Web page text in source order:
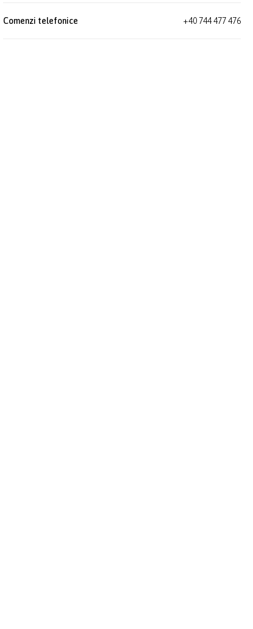
Comenzi telefonice +40 744 477 476